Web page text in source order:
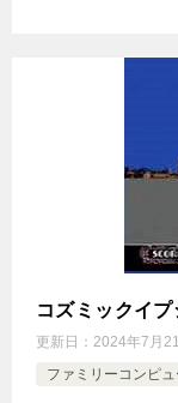
コズミックイプ
更新日： 2024年7月
ファミリーコンピュ